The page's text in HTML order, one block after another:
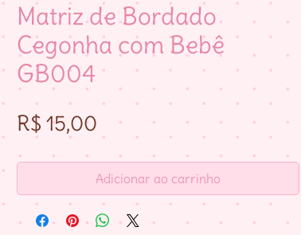
Matriz de Bordado
Cegonha com Bebê
GB004
R$ 15,00 Preço
Adicionar ao carrinho